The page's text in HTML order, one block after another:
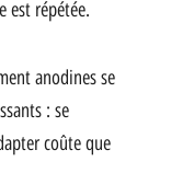
est répétée.
anodines se
: se
coûte que